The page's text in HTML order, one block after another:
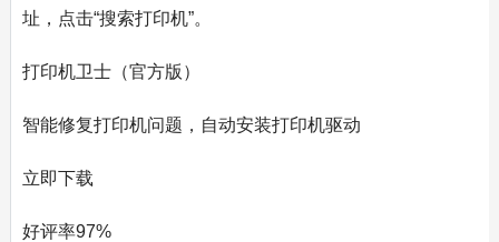
址，点击“搜索打印机”。
打印机卫士（官方版）
智能修复打印机问题，自动安装打印机驱动
立即下载
好评率97%